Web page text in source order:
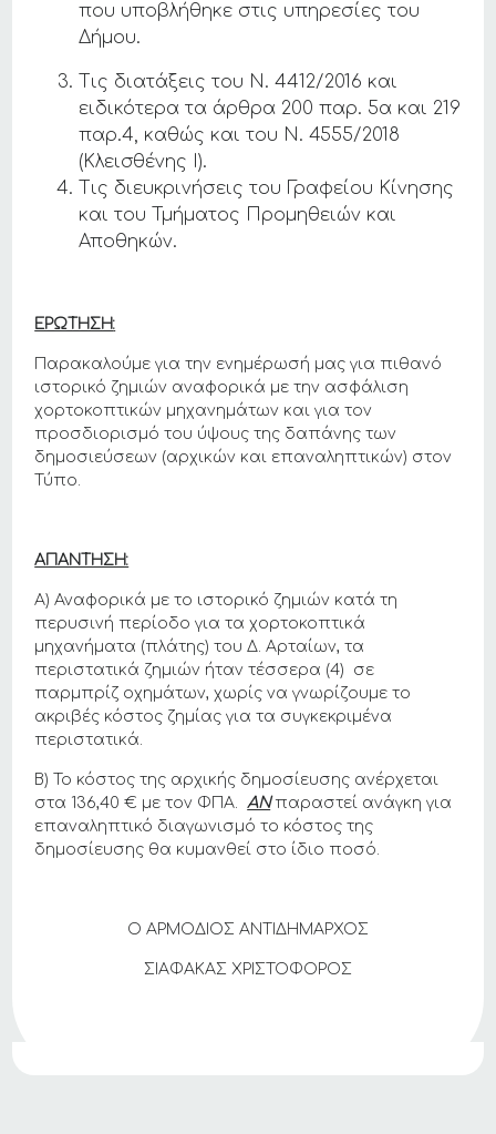
που υποβλήθηκε στις υπηρεσίες του
Δήμου.
Τις διατάξεις του Ν. 4412/2016 και
ειδικότερα τα άρθρα 200 παρ. 5α και 219
παρ.4, καθώς και του Ν. 4555/2018
(Κλεισθένης Ι).
Τις διευκρινήσεις του Γραφείου Κίνησης
και του Τμήματος Προμηθειών και
Αποθηκών.
ΕΡΩΤΗΣΗ:
Παρακαλούμε για την ενημέρωσή μας για πιθανό
ιστορικό ζημιών αναφορικά με την ασφάλιση
χορτοκοπτικών μηχανημάτων και για τον
προσδιορισμό του ύψους της δαπάνης των
δημοσιεύσεων (αρχικών και επαναληπτικών) στον
Τύπο.
ΑΠΑΝΤΗΣΗ:
Α) Αναφορικά με το ιστορικό ζημιών κατά τη
περυσινή περίοδο για τα χορτοκοπτικά
μηχανήματα (πλάτης) του Δ. Αρταίων, τα
περιστατικά ζημιών ήταν τέσσερα (4) σε
παρμπρίζ οχημάτων, χωρίς να γνωρίζουμε το
ακριβές κόστος ζημίας για τα συγκεκριμένα
περιστατικά.
Β) Το κόστος της αρχικής δημοσίευσης ανέρχεται
στα 136,40 € με τον ΦΠΑ.ΑΝπαραστεί ανάγκη για
επαναληπτικό διαγωνισμό το κόστος της
δημοσίευσης θα κυμανθεί στο ίδιο ποσό.
Ο ΑΡΜΟΔΙΟΣ ΑΝΤΙΔΗΜΑΡΧΟΣ
ΣΙΑΦΑΚΑΣ ΧΡΙΣΤΟΦΟΡΟΣ